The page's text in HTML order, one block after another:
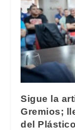
Sigue la
Gremios;
del